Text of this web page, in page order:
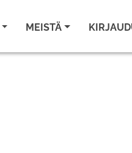
MEISTÄ